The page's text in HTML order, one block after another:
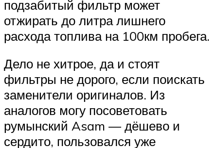
подзабитый фильтр может
отжирать до литра лишнего
расхода топлива на 100км пробега.
Дело не хитрое, да и стоят
фильтры не дорого, если поискать
заменители оригиналов. Из
аналогов могу посоветовать
румынский Asam — дёшево и
сердито, пользовался уже